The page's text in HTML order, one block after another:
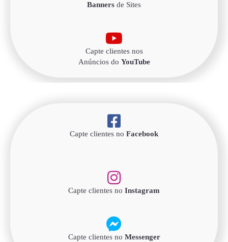
Banners de Sites
Capte clientes nos
Anúncios do YouTube
Capte clientes no Facebook
Capte clientes no Instagram
Capte clientes no Messenger